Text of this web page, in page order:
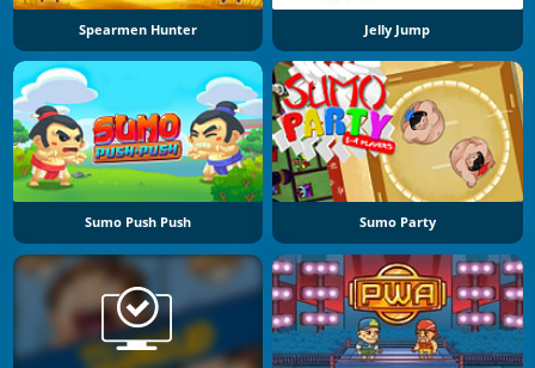
Spearmen Hunter Jelly Jump
Sumo Push Push Sumo Party